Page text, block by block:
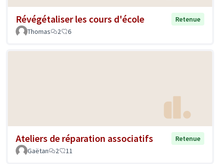
Révégétaliser les cours d'école
Retenue
Thomas
2 6
Ateliers de réparation associatifs
Retenue
Gaëtan
2 11